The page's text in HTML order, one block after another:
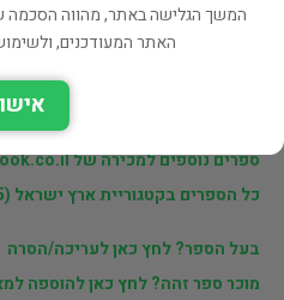
מוכרי findabook.co.il
ספרים נוספים למכירה של findabook.co.il
כל הספרים בקטגוריית ארץ ישראל (5,695 כותרים)
בעל הספר? לחץ כאן לעריכה/הסרה
מוכר ספר זהה? לחץ כאן להוספה
המשך הגלישה באתר, מהווה הסכמה
האתר המעודכנים,